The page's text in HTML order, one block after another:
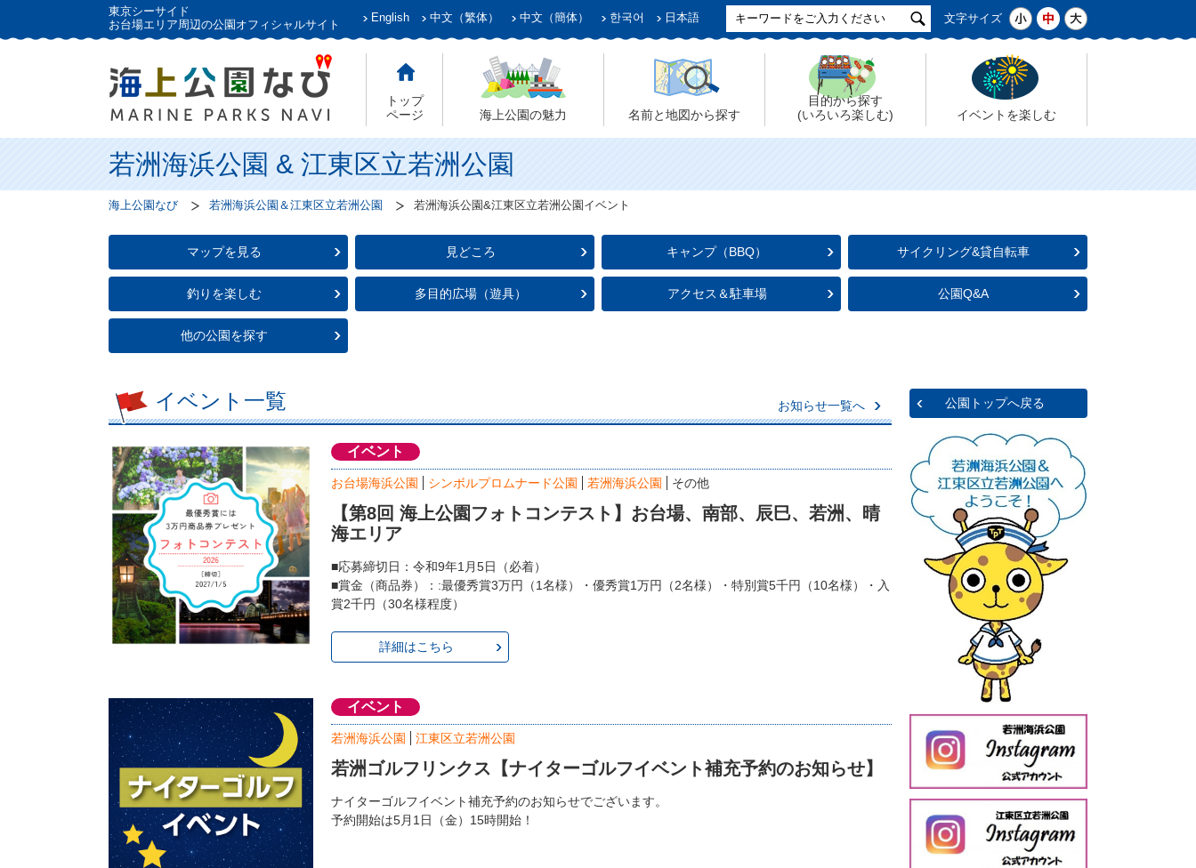
東京シーサイド
お台場エリア周辺の公園オフィシャルサイト
English 中文（繁体） 中文（簡体） 한국어 日本語 文字サイズ
トップ
ページ
海上公園の魅力 名前と地図から探す
目的から探す
(いろいろ楽しむ)
イベントを楽しむ
若洲海浜公園 & 江東区立若洲公園
海上公園なび 若洲海浜公園＆江東区立若洲公園 若洲海浜公園&江東区立若洲公園イベント
マップを見る 見どころ キャンプ（BBQ） サイクリング&貸自転車
釣りを楽しむ 多目的広場（遊具） アクセス＆駐車場 公園Q&A
他の公園を探す
イベント一覧 お知らせ一覧へ
イベント
お台場海浜公園 シンボルプロムナード公園 若洲海浜公園 その他
【第8回 海上公園フォトコンテスト】お台場、南部、辰巳、若洲、晴
海エリア
■応募締切日：令和9年1月5日（必着）
■賞金（商品券）：:最優秀賞3万円（1名様）・優秀賞1万円（2名様）・特別賞5千円（10名様）・入
賞2千円（30名様程度）
詳細はこちら
イベント
若洲海浜公園 江東区立若洲公園
若洲ゴルフリンクス【ナイターゴルフイベント補充予約のお知らせ】
ナイターゴルフイベント補充予約のお知らせでございます。
予約開始は5月1日（金）15時開始！
公園トップへ戻る